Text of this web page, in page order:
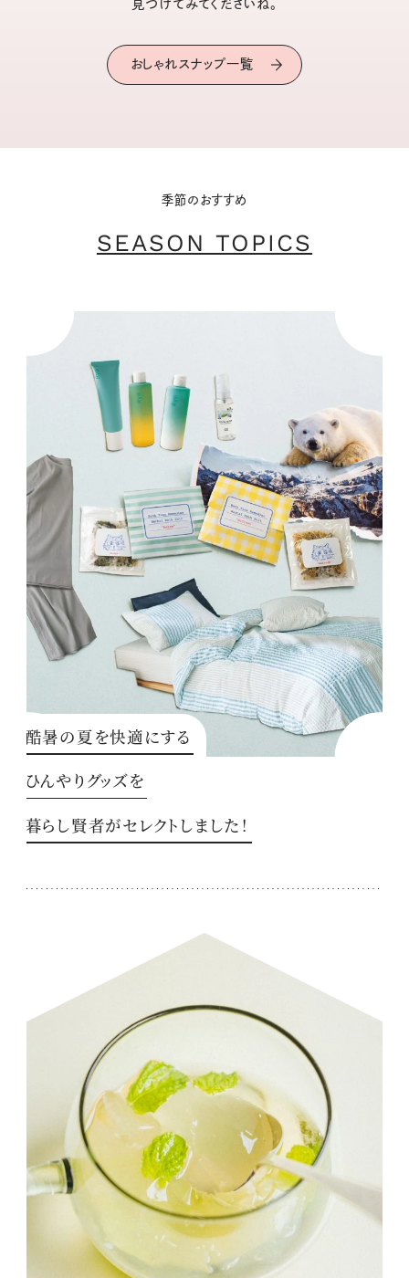
見つけてみてくださいね。
おしゃれスナップ一覧
季節のおすすめ
SEASON TOPICS
酷暑の夏を快適にする
ひんやりグッズを
暮らし賢者がセレクトしました！